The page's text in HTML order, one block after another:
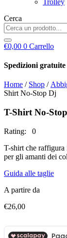
Cerca
€0,00 0 Carrello
Spedizioni
Home / Shop /
Shirt No-Stop Dj
T-Shirt No-
Rating: 0
T-shirt che
per gli amanti dei
Guida alle taglie
A partire da
€26,00